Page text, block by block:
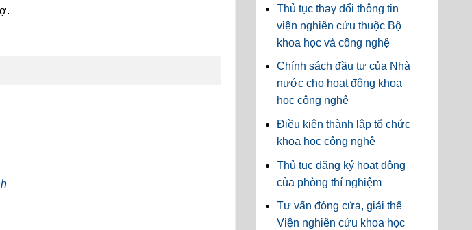
Thủ tục thay đổi thông tin
viện nghiên cứu thuộc Bộ
khoa học và công nghệ
Chính sách đầu tư của Nhà
nước cho hoạt động khoa
học công nghệ
Điều kiện thành lập tổ chức
khoa học công nghệ
Thủ tục đăng ký hoạt động
của phòng thí nghiệm
Tư vấn đóng cửa, giải thể
Viện nghiên cứu khoa học